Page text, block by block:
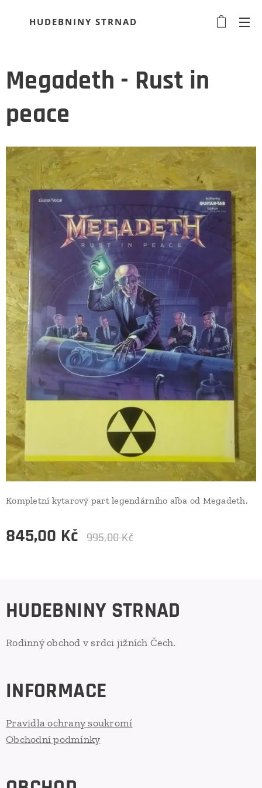
HUDEBNINY STRNAD
Megadeth - Rust in
peace
Kompletní kytarový part legendárního alba od Megadeth.
845,00 Kč 995,00Kč
HUDEBNINY STRNAD
Rodinný obchod v srdci jižních Čech.
INFORMACE
Pravidla ochrany soukromí
Obchodní podmínky